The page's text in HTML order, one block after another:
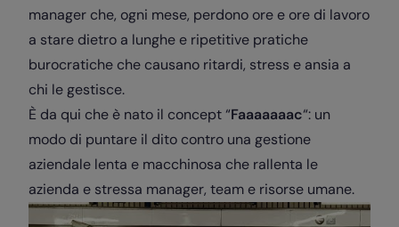
manager che, ogni mese, perdono ore e ore di lavoro
a stare dietro a lunghe e ripetitive pratiche
burocratiche che causano ritardi, stress e ansia a
chi le gestisce.
È da qui che è nato il concept “Faaaaaaac“: un
modo di puntare il dito contro una gestione
aziendale lenta e macchinosa che rallenta le
azienda e stressa manager, team e risorse umane.